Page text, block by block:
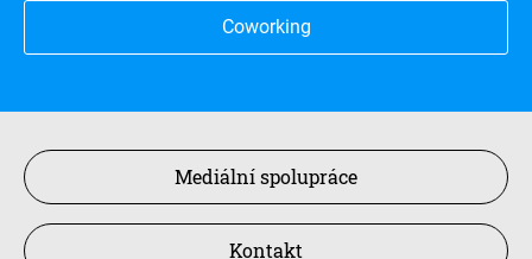
Coworking
Mediální spolupráce
Kontakt